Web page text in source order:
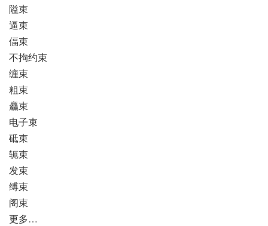
隘束
逼束
偪束
不拘约束
缠束
粗束
麤束
电子束
砥束
轭束
发束
缚束
阁束
更多…